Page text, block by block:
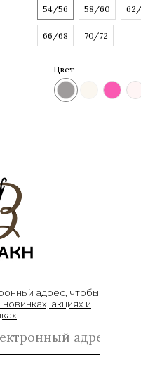
54/56
58/60 62/64
66/68 70/72
Цвет
адрес, чтобы
акциях и